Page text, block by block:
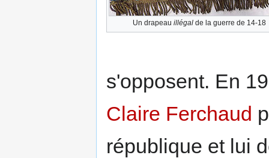
Un drapeau illégal de la guerre de 14-18
s'opposent. En
Claire Ferchaud
république et lui